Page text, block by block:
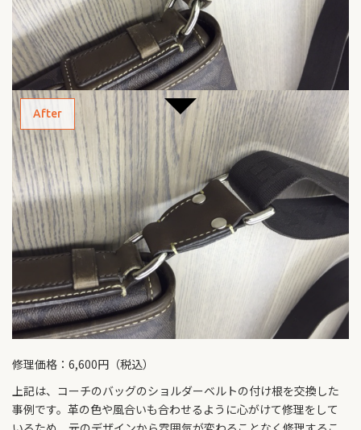
After
修理価格：6,600円（税込）
上記は、コーチのバッグのショルダーベルトの付け根を交換した
事例です。革の色や風合いも合わせるように心がけて修理をして